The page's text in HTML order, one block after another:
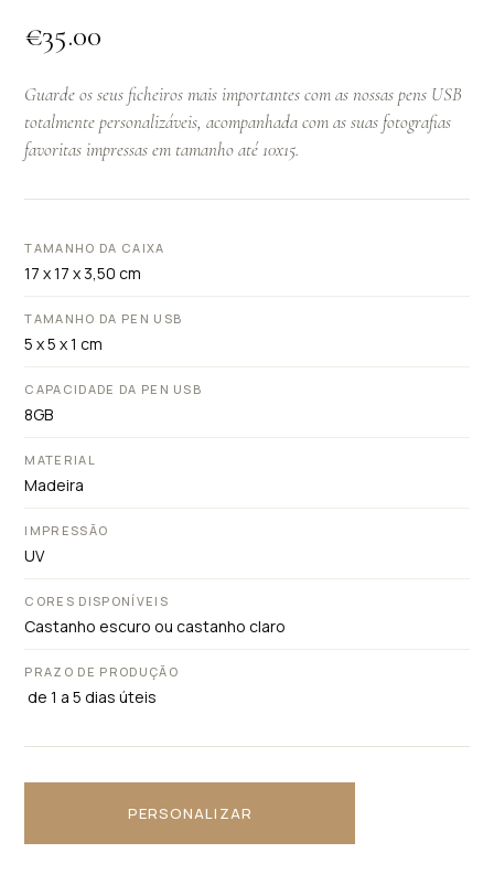
€35.00
Guarde os seus ficheiros mais importantes com as nossas pens USB
totalmente personalizáveis, acompanhada com as suas fotografias
favoritas impressas em tamanho até 10x15.
TAMANHO DA CAIXA
17 x 17 x 3,50 cm
TAMANHO DA PEN USB
5 x 5 x 1 cm
CAPACIDADE DA PEN USB
8GB
MATERIAL
Madeira
IMPRESSÃO
UV
CORES DISPONÍVEIS
Castanho escuro ou castanho claro
PRAZO DE PRODUÇÃO
de 1 a 5 dias úteis
PERSONALIZAR